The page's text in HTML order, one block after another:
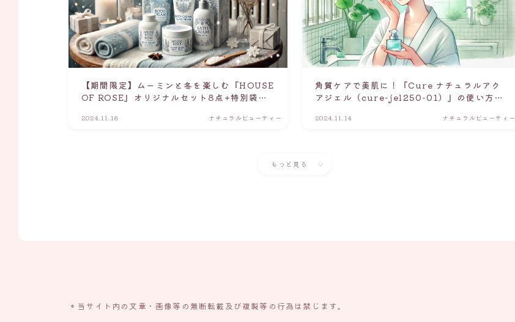
【期間限定】ムーミンと冬を楽しむ『HOUSE
OF ROSE』オリジナルセット8点+特別袋付
2024.11.18 ナチュラルビューティー
角質ケアで美肌に！『Cure ナチュラルアク
アジェル（cure-jel250-01）』の使い方と
2024.11.14 ナチュラルビューティー
もっと見る
＊当サイト内の文章・画像等の無断転載及び複製等の行為は禁じます。